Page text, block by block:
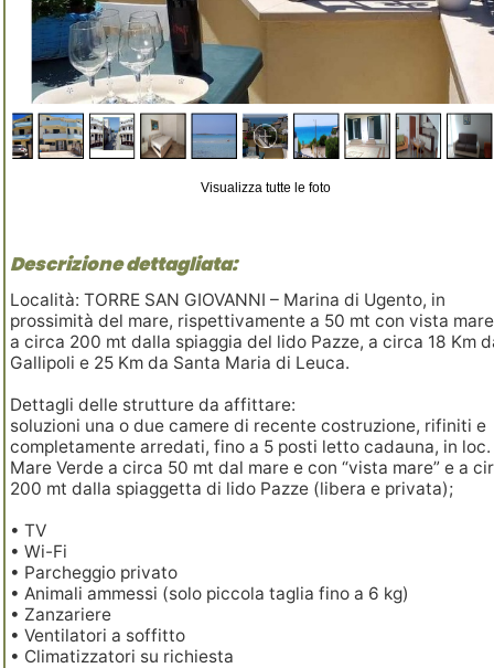
Visualizza tutte le foto
Descrizione dettagliata:
Località: TORRE SAN GIOVANNI – Marina di Ugento, in
prossimità del mare, rispettivamente a 50 mt con vista
a circa 200 mt dalla spiaggia del lido Pazze, a circa 18 Km
Gallipoli e 25 Km da Santa Maria di Leuca.
Dettagli delle strutture da affittare:
soluzioni una o due camere di recente costruzione, rifiniti e
completamente arredati, fino a 5 posti letto cadauna, in loc.
Mare Verde a circa 50 mt dal mare e con “vista mare” e a
200 mt dalla spiaggetta di lido Pazze (libera e privata);
• TV
• Wi-Fi
• Parcheggio privato
• Animali ammessi (solo piccola taglia fino a 6 kg)
• Zanzariere
• Ventilatori a soffitto
• Climatizzatori su richiesta